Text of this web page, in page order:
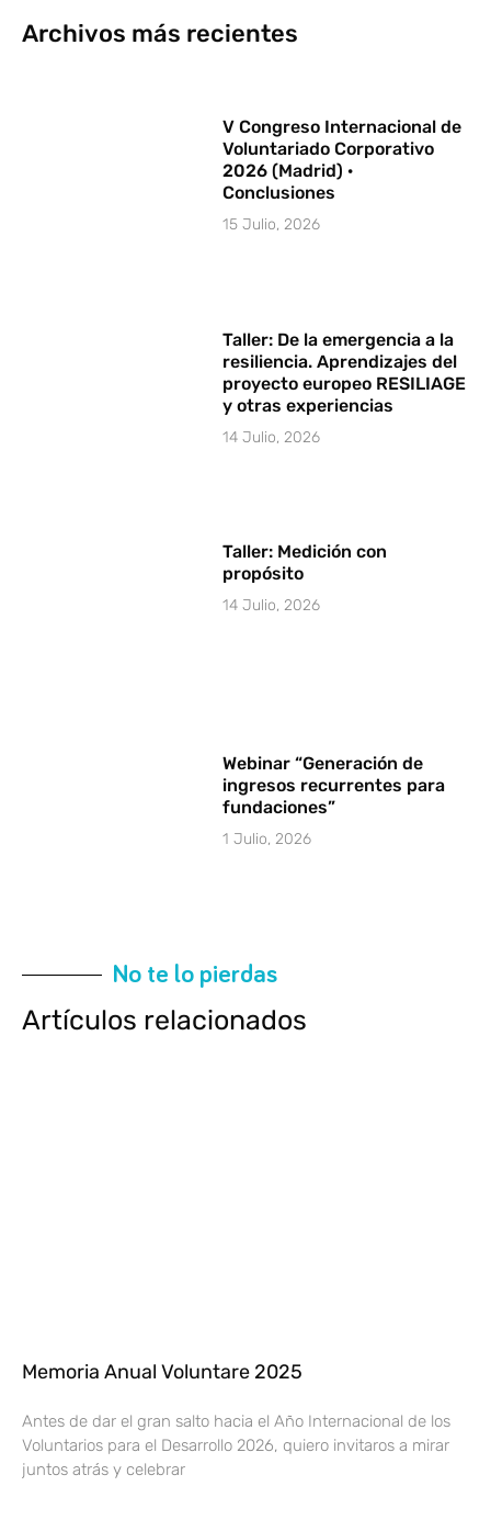
Archivos más recientes
V Congreso Internacional de
Voluntariado Corporativo
2026 (Madrid) ·
Conclusiones
15 Julio, 2026
Taller: De la emergencia a la
resiliencia. Aprendizajes del
proyecto europeo RESILIAGE
y otras experiencias
14 Julio, 2026
Taller: Medición con
propósito
14 Julio, 2026
Webinar “Generación de
ingresos recurrentes para
fundaciones”
1 Julio, 2026
No te lo pierdas
Artículos relacionados
Memoria Anual Voluntare 2025
Antes de dar el gran salto hacia el Año Internacional de los
Voluntarios para el Desarrollo 2026, quiero invitaros a mirar
juntos atrás y celebrar